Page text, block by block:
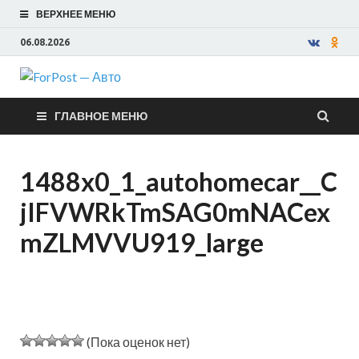
ВЕРХНЕЕ МЕНЮ
06.08.2026
ForPost —
Авто
ГЛАВНОЕ МЕНЮ
1488x0_1_autohomecar__C
jIFVWRkTmSAG0mNACex
mZLMVVU919_large
(Пока оценок нет)